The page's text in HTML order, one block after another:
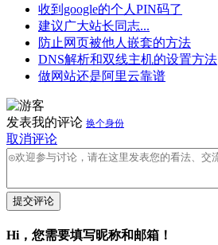
收到google的个人PIN码了
建议广大站长同志...
防止网页被他人嵌套的方法
DNS解析和双线主机的设置方法
做网站还是阿里云靠谱
发表我的评论 换个身份
取消评论
提交评论
Hi，您需要填写昵称和邮箱！